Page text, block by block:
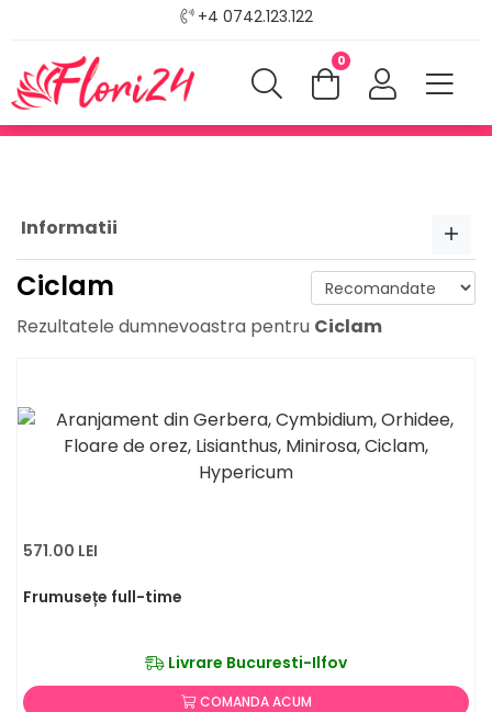
+4 0742.123.122
0
Informatii
Ciclam
Rezultatele dumnevoastra pentru Ciclam
571.00 LEI
Frumusețe full-time
Livrare Bucuresti-Ilfov
COMANDA ACUM